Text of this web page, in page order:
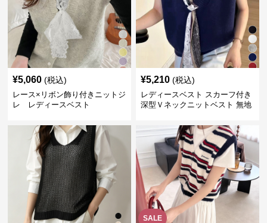
¥5,060 (税込)
レース×リボン飾り付きニットジ
レ レディースベスト
¥5,210 (税込)
レディースベスト スカーフ付き
深型Ｖネックニットベスト 無地
SALE